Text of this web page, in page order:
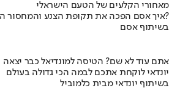
מאחורי הקלעים של הטעם הישראלי
איך אסם הפכה את תקופת הצנע והמחסור הקשה של שנות ה-40 למותג לאומי?
בשיתוף אסם
אתם עוד לא שם? הטיסה למונדיאל כבר יצאה
יונדאי לוקחת אתכם לבמה הכי גדולה בעולם
בשיתוף יונדאי מבית כלמוביל